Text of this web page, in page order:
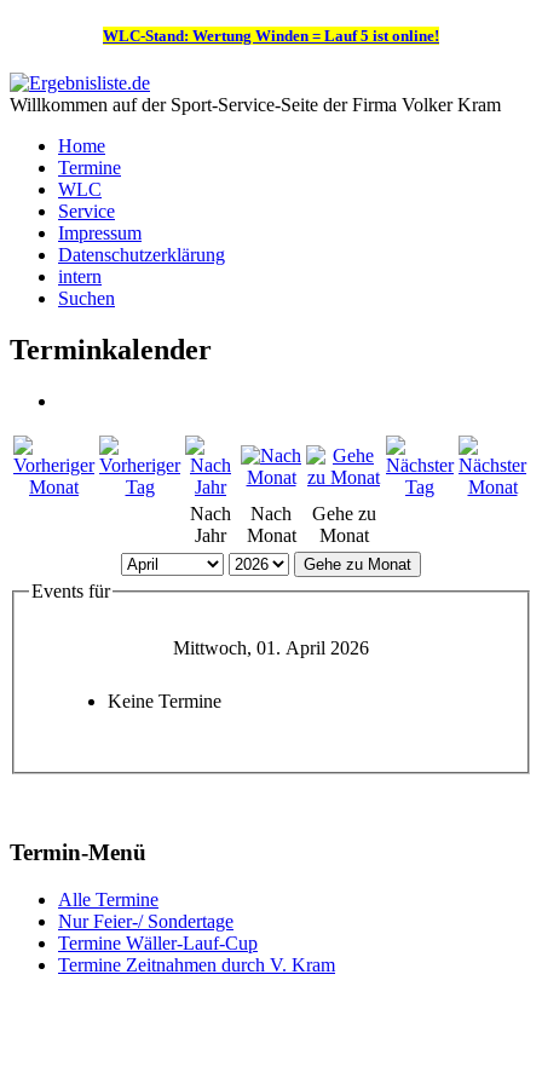
WLC-Stand: Wertung Winden = Lauf 5 ist online!
Willkommen auf der Sport-Service-Seite der Firma Volker Kram
Home
Termine
WLC
Service
Impressum
Datenschutzerklärung
intern
Suchen
Terminkalender
Nach
Jahr
Nach
Monat
Gehe zu
Monat
Gehe zu Monat
Events für
Mittwoch, 01. April 2026
Keine Termine
Termin-Menü
Alle Termine
Nur Feier-/ Sondertage
Termine Wäller-Lauf-Cup
Termine Zeitnahmen durch V. Kram